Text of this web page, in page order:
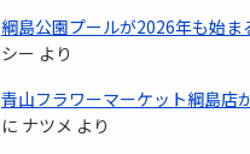
綱島公園プールが2026年も始ま
シー より
青山フラワーマーケット綱島店
に ナツメ より